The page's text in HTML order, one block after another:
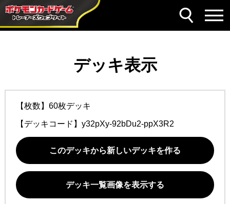
デッキ表示
【枚数】60枚デッキ
【デッキコード】 y32pXy-92bDu2-ppX3R2
このデッキから新しいデッキを作る
デッキ一覧画像を表示する